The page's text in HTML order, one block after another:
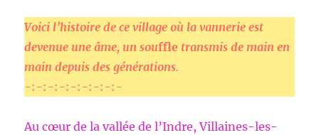
Voici l’histoire de ce village où la vannerieest
devenue une âme, un souffle transmis de main en
main depuis des générations.
-:-:-:-:-:-:-:-:-
Au cœur de la vallée de l’Indre, Villaines-les-